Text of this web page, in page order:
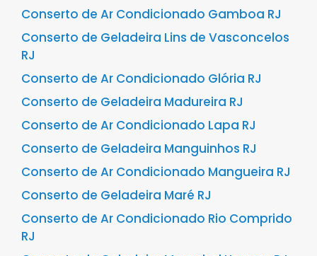
Conserto de Ar Condicionado Gamboa RJ
Conserto de Geladeira Lins de Vasconcelos
RJ
Conserto de Ar Condicionado Glória RJ
Conserto de Geladeira Madureira RJ
Conserto de Ar Condicionado Lapa RJ
Conserto de Geladeira Manguinhos RJ
Conserto de Ar Condicionado Mangueira RJ
Conserto de Geladeira Maré RJ
Conserto de Ar Condicionado Rio Comprido
RJ